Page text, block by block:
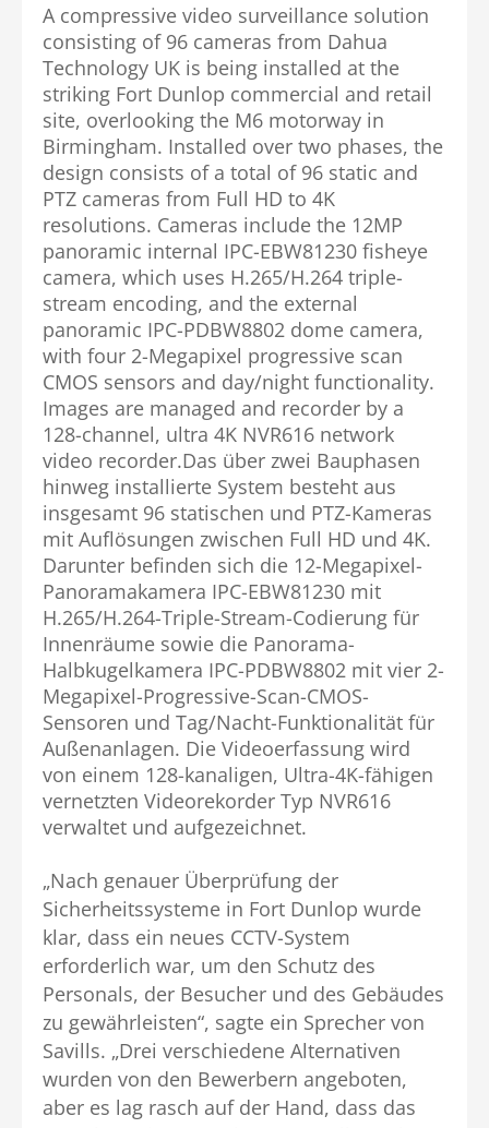
A compressive video surveillance solution
consisting of 96 cameras from Dahua
Technology UK is being installed at the
striking Fort Dunlop commercial and retail
site, overlooking the M6 motorway in
Birmingham. Installed over two phases, the
design consists of a total of 96 static and
PTZ cameras from Full HD to 4K
resolutions. Cameras include the 12MP
panoramic internal IPC-EBW81230 fisheye
camera, which uses H.265/H.264 triple-
stream encoding, and the external
panoramic IPC-PDBW8802 dome camera,
with four 2-Megapixel progressive scan
CMOS sensors and day/night functionality.
Images are managed and recorder by a
128-channel, ultra 4K NVR616 network
video recorder.Das über zwei Bauphasen
hinweg installierte System besteht aus
insgesamt 96 statischen und PTZ-Kameras
mit Auflösungen zwischen Full HD und 4K.
Darunter befinden sich die 12-Megapixel-
Panoramakamera IPC-EBW81230 mit
H.265/H.264-Triple-Stream-Codierung für
Innenräume sowie die Panorama-
Halbkugelkamera IPC-PDBW8802 mit vier 2-
Megapixel-Progressive-Scan-CMOS-
Sensoren und Tag/Nacht-Funktionalität für
Außenanlagen. Die Videoerfassung wird
von einem 128-kanaligen, Ultra-4K-fähigen
vernetzten Videorekorder Typ NVR616
verwaltet und aufgezeichnet.
„Nach genauer Überprüfung der
Sicherheitssysteme in Fort Dunlop wurde
klar, dass ein neues CCTV-System
erforderlich war, um den Schutz des
Personals, der Besucher und des Gebäudes
zu gewährleisten“, sagte ein Sprecher von
Savills. „Drei verschiedene Alternativen
wurden von den Bewerbern angeboten,
aber es lag rasch auf der Hand, dass das